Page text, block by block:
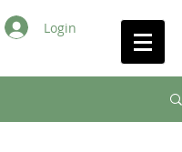
Login